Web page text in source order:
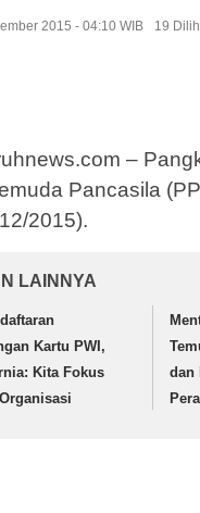
2015 - 04:10 WIB 19
–
Pancasila
2015).
LAINNYA
Kartu PWI,
Kita Fokus
dan